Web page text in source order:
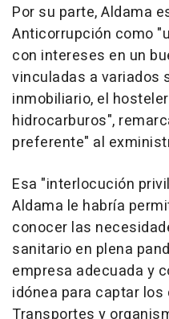
Por su parte, Aldama
Anticorrupción como
con intereses en un
vinculadas a variados
inmobiliario, el
hidrocarburos",
preferente" al
Esa "interlocución
Aldama le habría
conocer las
sanitario en plena
empresa adecuada y
idónea para captar
Transportes y